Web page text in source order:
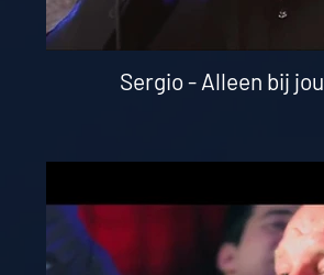
Sergio - Alleen bij jou